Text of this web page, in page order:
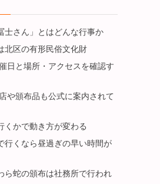
士さん」とはどんな行事か
北区の有形民俗文化財
日と場所・アクセスを確認す
や頒布品も公式に案内されて
くかで動き方が変わる
行くなら昼過ぎの早い時間が
ら蛇の頒布は社務所で行われ